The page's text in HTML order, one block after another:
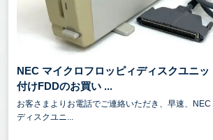
NEC マイクロフロッピィディスクユニッ
付けFDDのお買い ...
お客さまよりお電話でご連絡いただき、早速、NEC
ディスクユニ...